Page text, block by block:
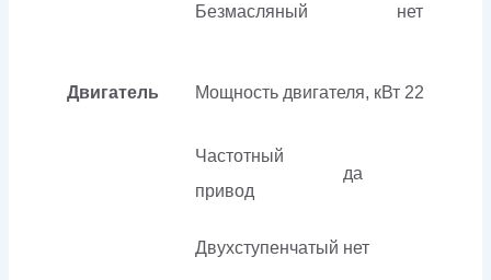
Безмасляный нет
Двигатель Мощность двигателя, кВт 22
Частотный
привод
да
Двухступенчатый нет